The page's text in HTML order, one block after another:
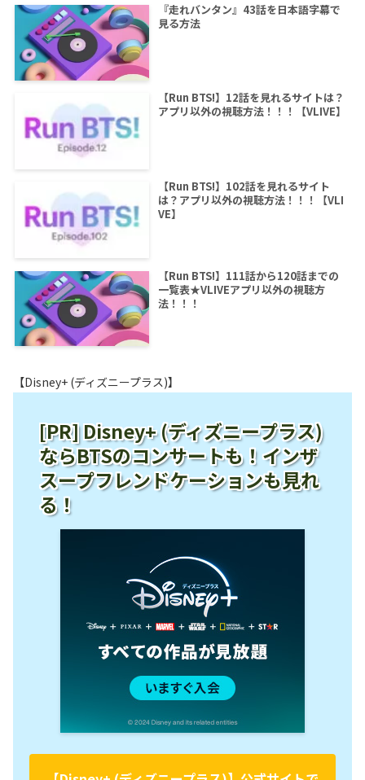
『走れバンタン』43話を日本語字幕で
見る方法
【Run BTS!】12話を見れるサイトは？
アプリ以外の視聴方法！！！【VLIVE】
【Run BTS!】102話を見れるサイト
は？アプリ以外の視聴方法！！！【VLI
VE】
【Run BTS!】111話から120話までの
一覧表★VLIVEアプリ以外の視聴方
法！！！
【Disney+ (ディズニープラス)】
[PR] Disney+ (ディズニープラス)
ならBTSのコンサートも！インザ
スープフレンドケーションも見れ
る！